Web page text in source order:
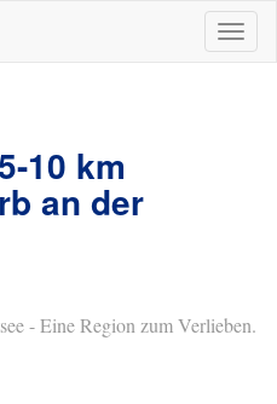
ein-/
10 km
an der
- Eine Region zum Verlieben.